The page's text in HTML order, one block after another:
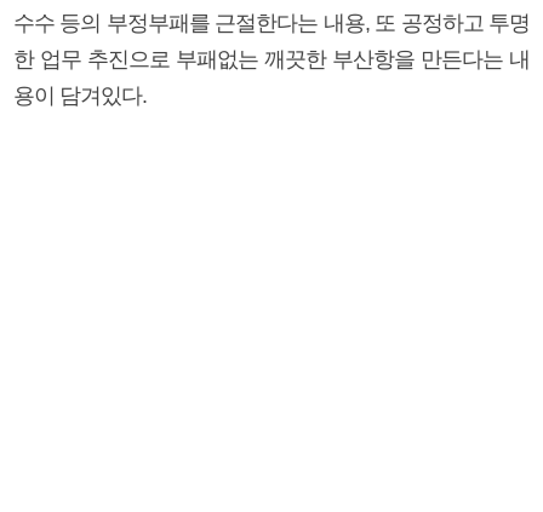
수수 등의 부정부패를 근절한다는 내용, 또 공정하고 투명
한 업무 추진으로 부패없는 깨끗한 부산항을 만든다는 내
용이 담겨있다.